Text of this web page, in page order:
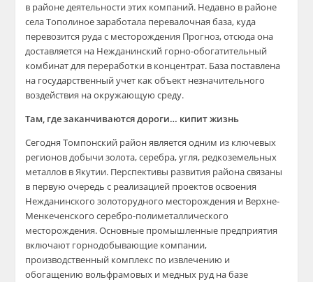
в районе деятельности этих компаний. Недавно в районе
села Тополиное заработала перевалочная база, куда
перевозится руда с месторождения Прогноз, отсюда она
доставляется на Нежданинский горно-обогатительный
комбинат для переработки в концентрат. База поставлена
на государственный учет как объект незначительного
воздействия на окружающую среду.
Там, где заканчиваются дороги… кипит жизнь
Сегодня Томпонский район является одним из ключевых
регионов добычи золота, серебра, угля, редкоземельных
металлов в Якутии. Перспективы развития района связаны
в первую очередь с реализацией проектов освоения
Нежданинского золоторудного месторождения и Верхне-
Менкеченского серебро-полиметаллического
месторождения. Основные промышленные предприятия
включают горнодобывающие компании,
производственный комплекс по извлечению и
обогащению вольфрамовых и медных руд на базе